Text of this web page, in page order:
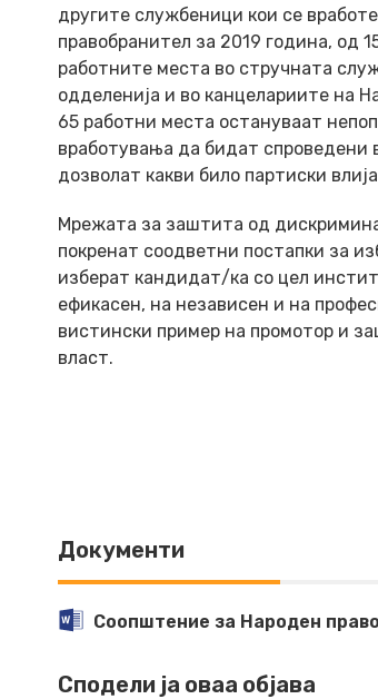
другите службеници кои се
правобранител за 2019 година, од
работните места во стручната
одделенија и во канцелариите на
65 работни места остануваат
вработувања да бидат спроведени
дозволат какви било партиски
Мрежата за заштита од
покренат соодветни постапки за
изберат кандидат/ка со цел
ефикасен, на независен и на
вистински пример на промотор и
власт.
Документи
Соопштение за Народен
Сподели ја оваа објава